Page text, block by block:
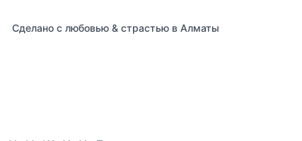
Сделано с любовью & страстью в Алматы